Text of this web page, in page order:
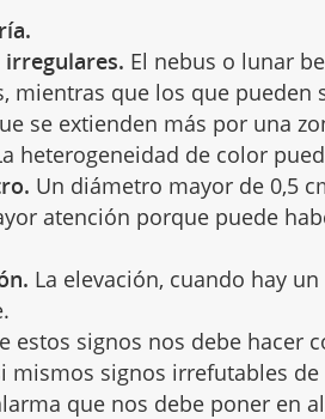
irregulares. El nebus o lunar
mientras que los que pueden
se extienden más por una
heterogeneidad de color
Un diámetro mayor de 0,5
atención porque puede
La elevación, cuando hay
estos signos nos debe hacer
mismos signos irrefutables
que nos debe poner en